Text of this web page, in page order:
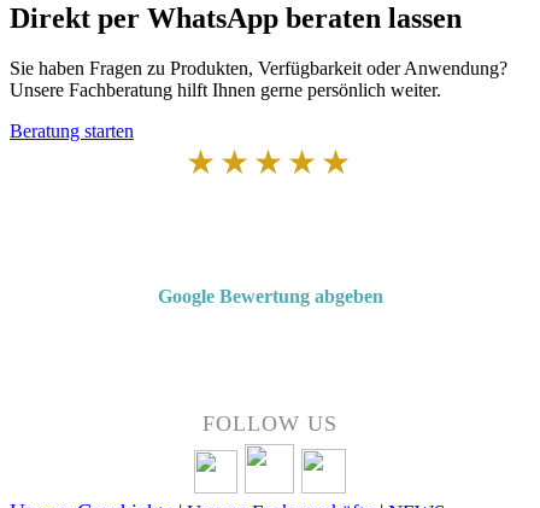
Direkt per WhatsApp beraten lassen
Sie haben Fragen zu Produkten, Verfügbarkeit oder Anwendung?
Unsere Fachberatung hilft Ihnen gerne persönlich weiter.
Beratung starten
★★★★★
Google Bewertung abgeben
FOLLOW US